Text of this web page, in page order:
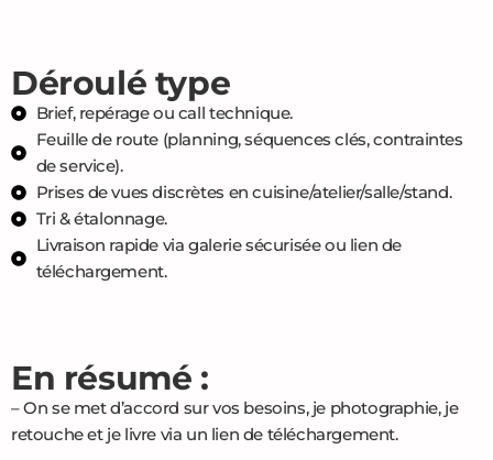
Déroulé type
Brief, repérage ou call technique.
Feuille de route (planning, séquences clés, contraintes
de service).
Prises de vues discrètes en cuisine/atelier/salle/stand.
Tri & étalonnage.
Livraison rapide via galerie sécurisée ou lien de
téléchargement.
En résumé :
– On se met d’accord sur vos besoins, je photographie, je
retouche et je livre via un lien de téléchargement.